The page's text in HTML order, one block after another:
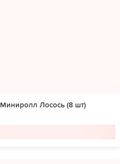
Миниролл Лосось (8 шт)